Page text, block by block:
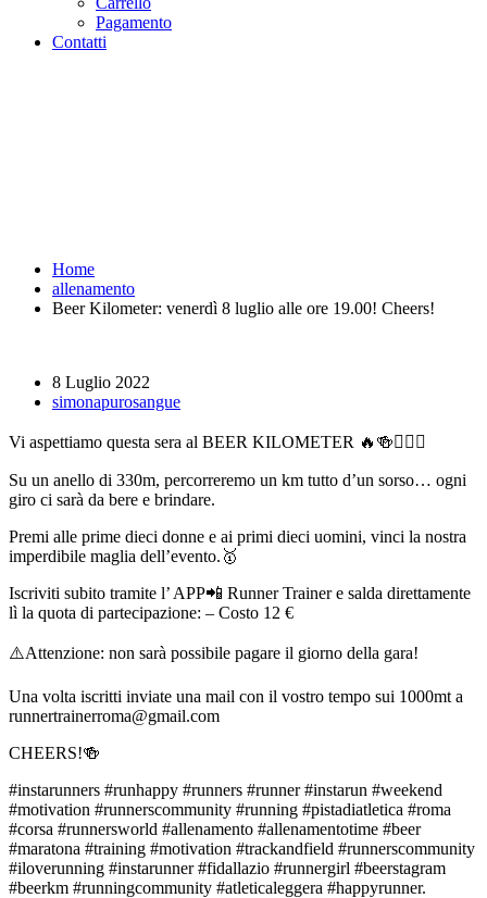
Pagamento
Contatti
Home
allenamento
Beer Kilometer: venerdì 8 luglio alle ore 19.00! Cheers!
8 Luglio 2022
simonapurosangue
Vi aspettiamo questa sera al BEER KILOMETER 🔥🍻🏃🏻‍♀️
Su un anello di 330m, percorreremo un km tutto d’un sorso… ogni
giro ci sarà da bere e brindare.
Premi alle prime dieci donne e ai primi dieci uomini, vinci la nostra
imperdibile maglia dell’evento.🥇
Iscriviti subito tramite l’ APP📲 Runner Trainer e salda direttamente
lì la quota di partecipazione: – Costo 12 €
⚠️Attenzione: non sarà possibile pagare il giorno della gara!
Una volta iscritti inviate una mail con il vostro tempo sui 1000mt a
runnertrainerroma@gmail.com
CHEERS!🍻
#instarunners #runhappy #runners #runner #instarun #weekend
#motivation #runnerscommunity #running #pistadiatletica #roma
#corsa #runnersworld #allenamento #allenamentotime #beer
#maratona #training #motivation #trackandfield #runnerscommunity
#iloverunning #instarunner #fidallazio #runnergirl #beerstagram
#beerkm #runningcommunity #atleticaleggera #happyrunner.